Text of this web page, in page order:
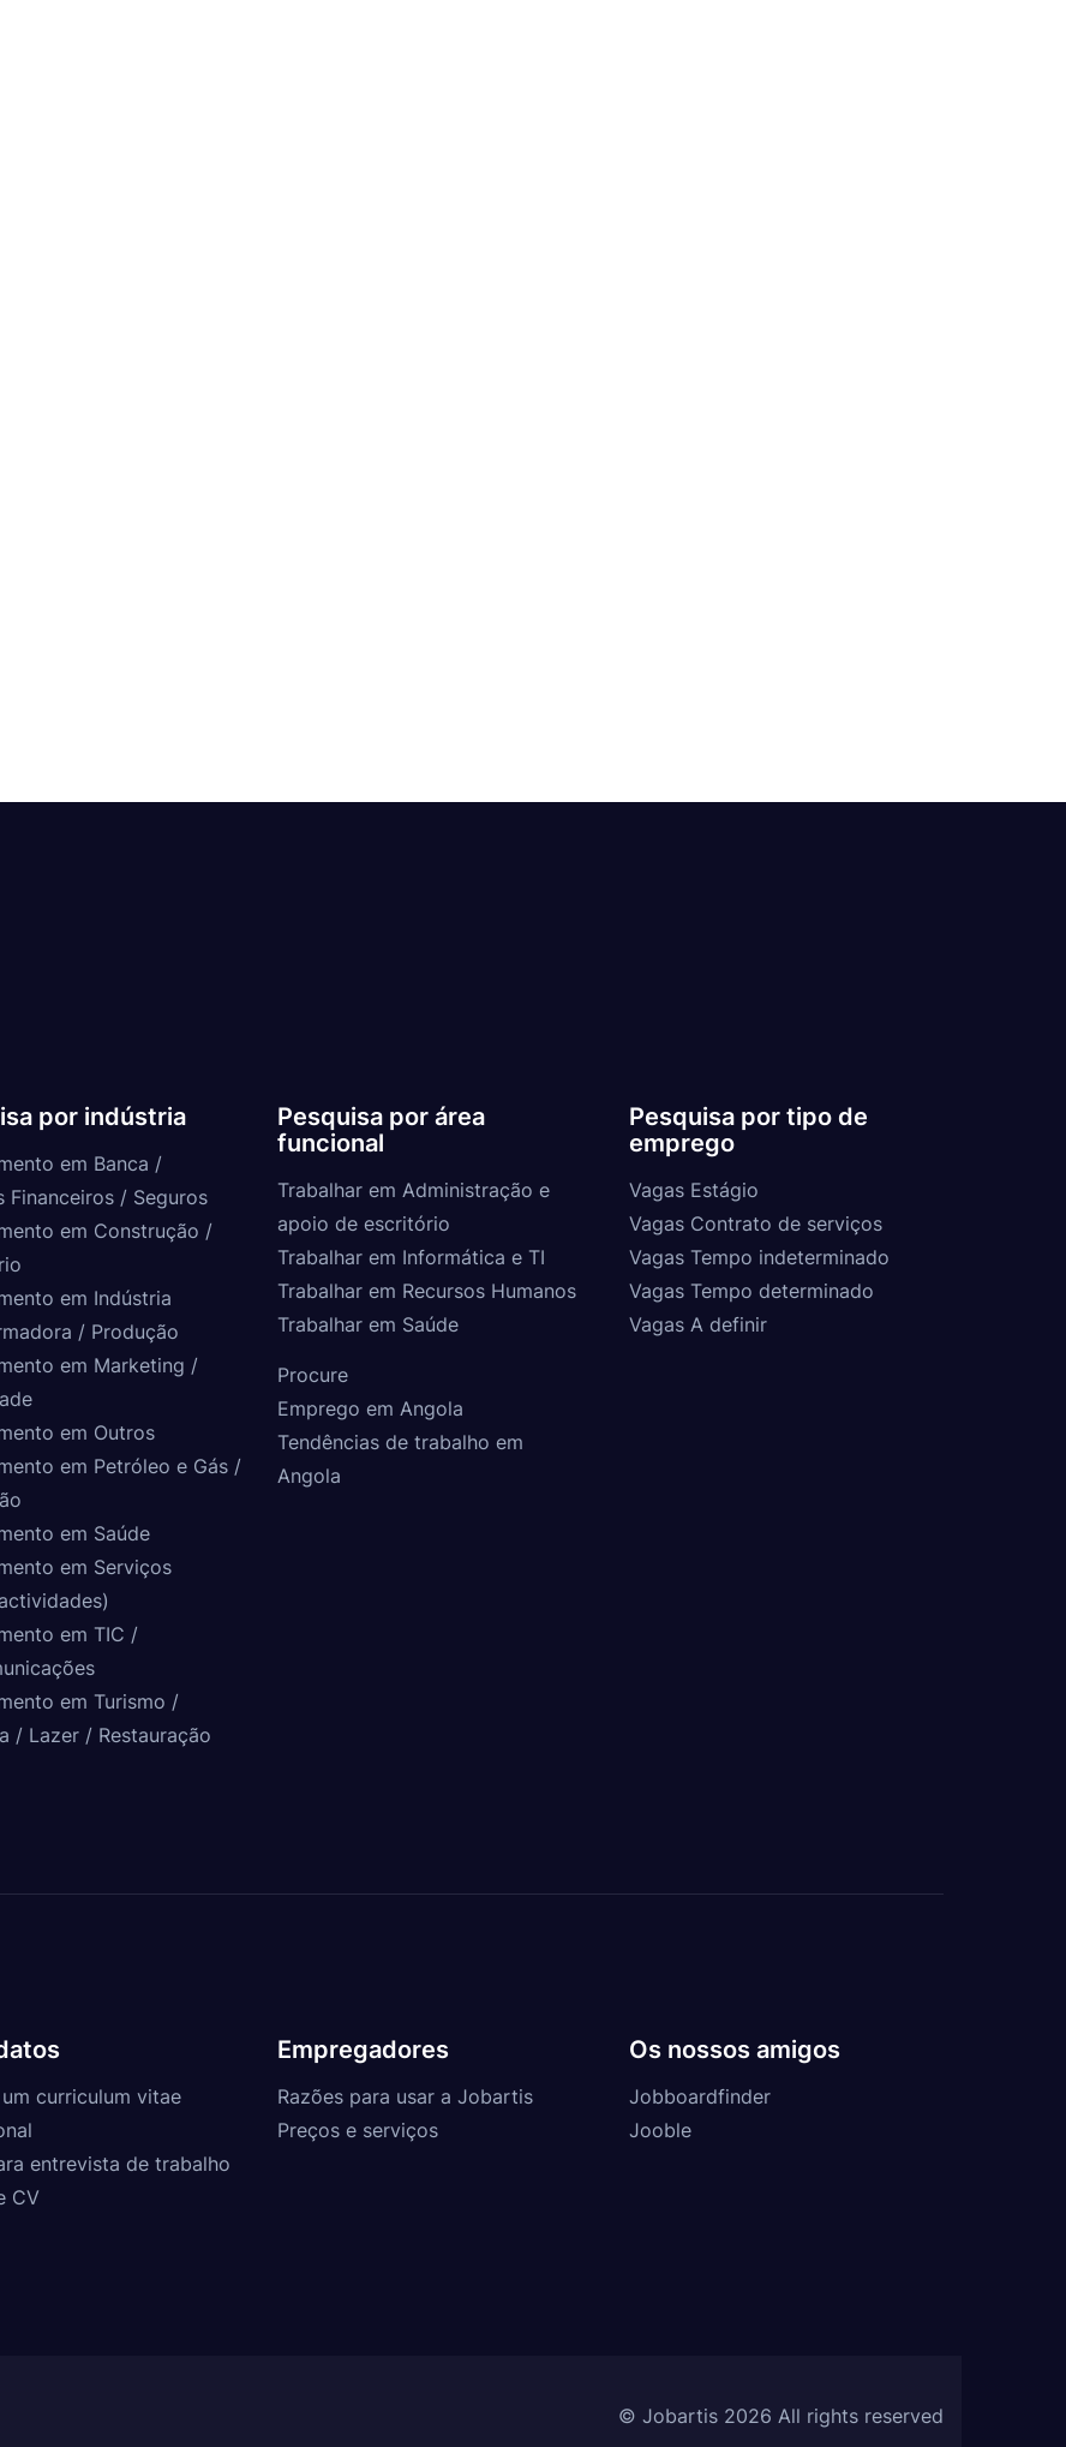
por indústria
em Banca /
Financeiros / Seguros
em Construção /
em Indústria
/ Produção
em Marketing /
em Outros
em Petróleo e Gás /
em Saúde
em Serviços
em TIC /
em Turismo /
/ Lazer / Restauração
Pesquisa por área
funcional
Trabalhar em Administração e
apoio de escritório
Trabalhar em Informática e TI
Trabalhar em Recursos Humanos
Trabalhar em Saúde
Pesquisa por tipo de
emprego
Vagas Estágio
Vagas Contrato de serviços
Vagas Tempo indeterminado
Vagas Tempo determinado
Vagas A definir
Procure
Emprego em Angola
Tendências de trabalho em
Angola
curriculum vitae
entrevista de trabalho
CV
Empregadores
Razões para usar a Jobartis
Preços e serviços
Os nossos amigos
Jobboardfinder
Jooble
© Jobartis 2026 All rights reserved